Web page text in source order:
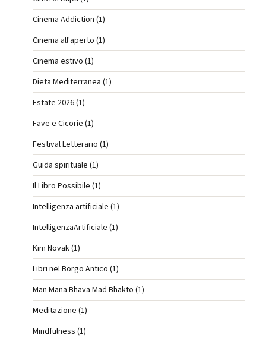
Cinema Addiction (1)
Cinema all'aperto (1)
Cinema estivo (1)
Dieta Mediterranea (1)
Estate 2026 (1)
Fave e Cicorie (1)
Festival Letterario (1)
Guida spirituale (1)
Il Libro Possibile (1)
Intelligenza artificiale (1)
IntelligenzaArtificiale (1)
Kim Novak (1)
Libri nel Borgo Antico (1)
Man Mana Bhava Mad Bhakto (1)
Meditazione (1)
Mindfulness (1)